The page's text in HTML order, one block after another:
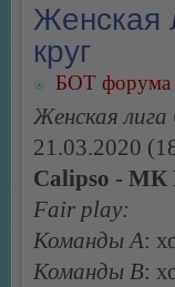
Женская
круг
БОТ форума
Женская
21.03.2020
Calipso - МК
Fair play:
Команды А:
Команды В: